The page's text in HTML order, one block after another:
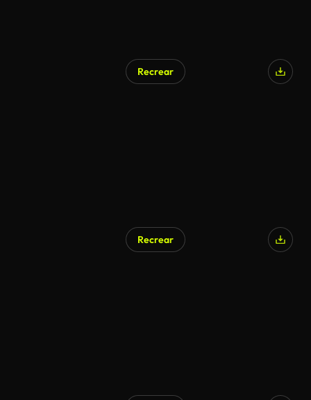
Recrear
Recrear